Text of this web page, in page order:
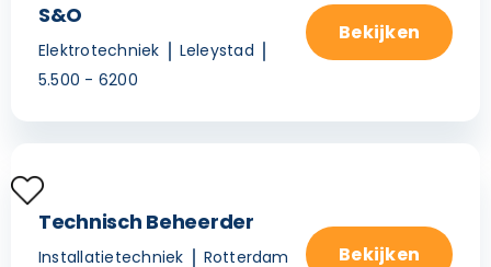
S&O
Elektrotechniek
Leleystad
5.500 - 6200
Bekijken
Technisch Beheerder
Installatietechniek
Rotterdam
Bekijken